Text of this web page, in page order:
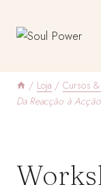
content
/ Loja / Cursos
Da Reacção à Acção